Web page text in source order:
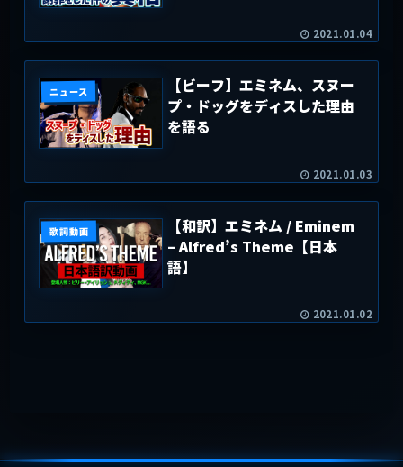
2021.01.04
ニュース
【ビーフ】エミネム、スヌー
プ・ドッグをディスした理由
を語る
2021.01.03
歌詞動画
【和訳】エミネム / Eminem
– Alfred’s Theme【日本
語】
2021.01.02